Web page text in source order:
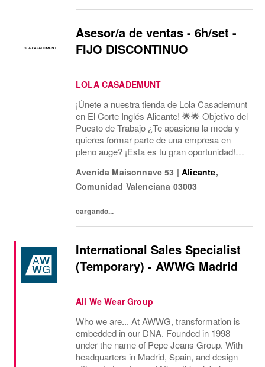
Asesor/a de ventas - 6h/set -
FIJO DISCONTINUO
LOLA CASADEMUNT
¡Únete a nuestra tienda de Lola Casademunt
en El Corte Inglés Alicante! 🌟🌟 Objetivo del
Puesto de Trabajo ¿Te apasiona la moda y
quieres formar parte de una empresa en
pleno auge? ¡Esta es tu gran oportunidad!
para nuestra tienda en Av. Maisonnave, 53...
Avenida Maisonnave 53 | Alicante,
Comunidad Valenciana 03003
cargando...
International Sales Specialist
(Temporary) - AWWG Madrid
All We Wear Group
Who we are... At AWWG, transformation is
embedded in our DNA. Founded in 1998
under the name of Pepe Jeans Group. With
headquarters in Madrid, Spain, and design